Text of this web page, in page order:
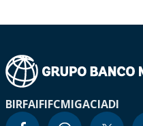
BIRFAIFIFCMIGACIADI